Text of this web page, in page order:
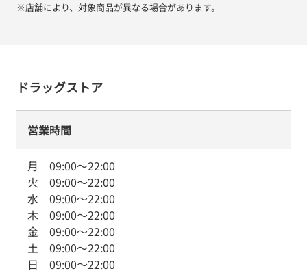
※店舗により、対象商品が異なる場合があります。
ドラッグストア
営業時間
月 09:00～22:00
火 09:00～22:00
水 09:00～22:00
木 09:00～22:00
金 09:00～22:00
土 09:00～22:00
日 09:00～22:00